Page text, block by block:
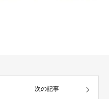
次の記事